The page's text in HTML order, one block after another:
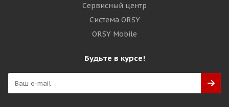
Сервисный центр
Система ORSY
ORSY Mobile
Будьте в курсе!